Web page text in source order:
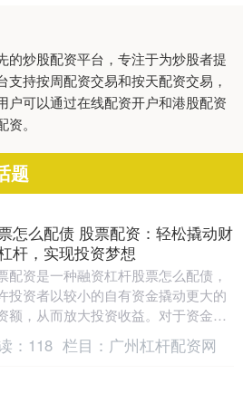
的炒股配资平台，专注于为炒股者提
持按周配资交易和按天配资交易，
户可以通过在线配资开户和港股配资
。
题
怎么配债 股票配资：轻松撬动财
杆，实现投资梦想
配资是一种融资杠杆股票怎么配债，
投资者以较小的自有资金撬动更大的
额，从而放大投资收益。对于资金有
投资者来说，股票配资提供了实现投
想的绝佳机会....
： 118 栏目： 广州杠杆配资网